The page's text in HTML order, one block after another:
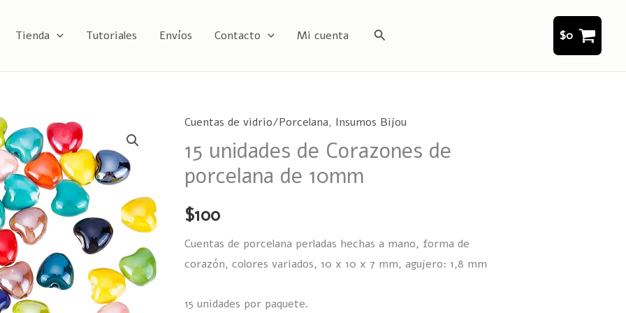
Tienda Tutoriales Envíos Contacto Mi cuenta Buscar $0
Cuentas de vidrio/Porcelana, Insumos Bijou
15 unidades de Corazones de
porcelana de 10mm
$100
Cuentas de porcelana perladas hechas a mano, forma de
corazón, colores variados, 10 x 10 x 7 mm, agujero: 1,8 mm
15 unidades por paquete.
15
unidades
Corazones
de
porcelana
de
10mm